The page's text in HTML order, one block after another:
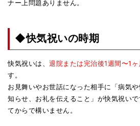
ナー上問題ありません。
◆快気祝いの時期
快気祝いは、退院または完治後1週間〜1ヶ
す。
お見舞いやお世話になった相手に「病気
知らせ、お礼を伝えること」が快気祝い
てからで構いません。